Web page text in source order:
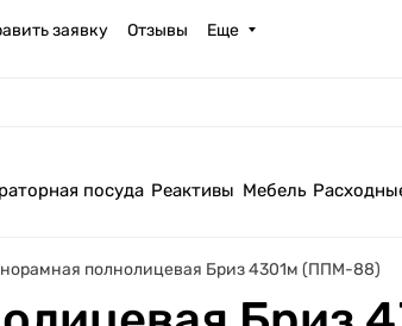
заявку Отзывы Еще
посуда Реактивы Мебель
полнолицевая Бриз 4301м (ППМ-88)